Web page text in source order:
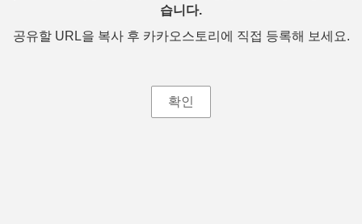
습니다.
공유할 URL을 복사 후 카카오스토리에 직접 등록해 보세요.
확인